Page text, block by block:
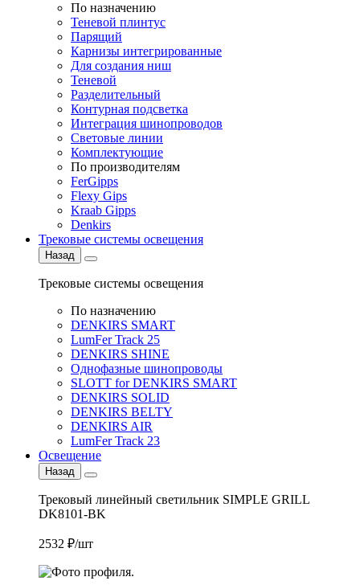
По назначению
Теневой плинтус
Парящий
Карнизы интегрированные
Для создания ниш
Теневой
Разделительный
Контурная подсветка
Интеграция шинопроводов
Световые линии
Комплектующие
По производителям
FerGipps
Flexy Gips
Kraab Gipps
Denkirs
Трековые системы освещения
Назад
Трековые системы освещения
По назначению
DENKIRS SMART
LumFer Track 25
DENKIRS SHINE
Однофазные шинопроводы
SLOTT for DENKIRS SMART
DENKIRS SOLID
DENKIRS BELTY
DENKIRS AIR
LumFer Track 23
Освещение
Назад
Трековый линейный светильник SIMPLE GRILL
DK8101-BK
2532 ₽/шт